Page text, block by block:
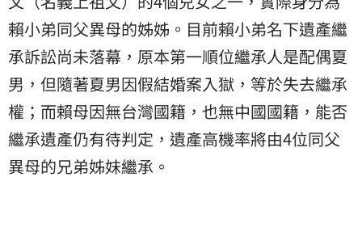
賴小弟同父異母的姊姊。目前賴小弟名下遺產繼
承訴訟尚未落幕，原本第一順位繼承人是配偶夏
男，但隨著夏男因假結婚案入獄，等於失去繼承
權；而賴母因無台灣國籍，也無中國國籍，能否
繼承遺產仍有待判定，遺產高機率將由4位同父
異母的兄弟姊妹繼承。